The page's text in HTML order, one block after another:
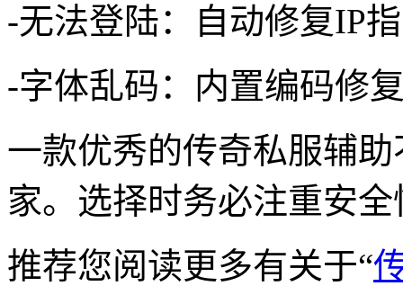
-无法登陆：自动修复IP
-字体乱码：内置编码修
一款优秀的传奇私服辅
家。选择时务必注重安
推荐您阅读更多有关于“